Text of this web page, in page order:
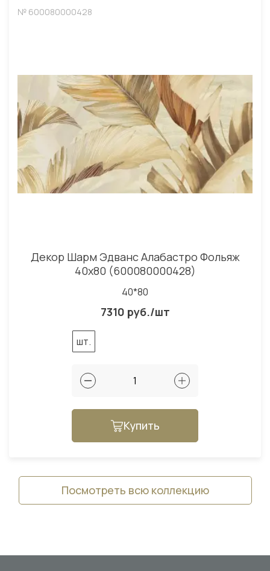
№ 600080000428
Декор Шарм Эдванс Алабастро Фольяж
40x80 (600080000428)
40*80
7310 руб./шт
шт.
Купить
Посмотреть всю коллекцию